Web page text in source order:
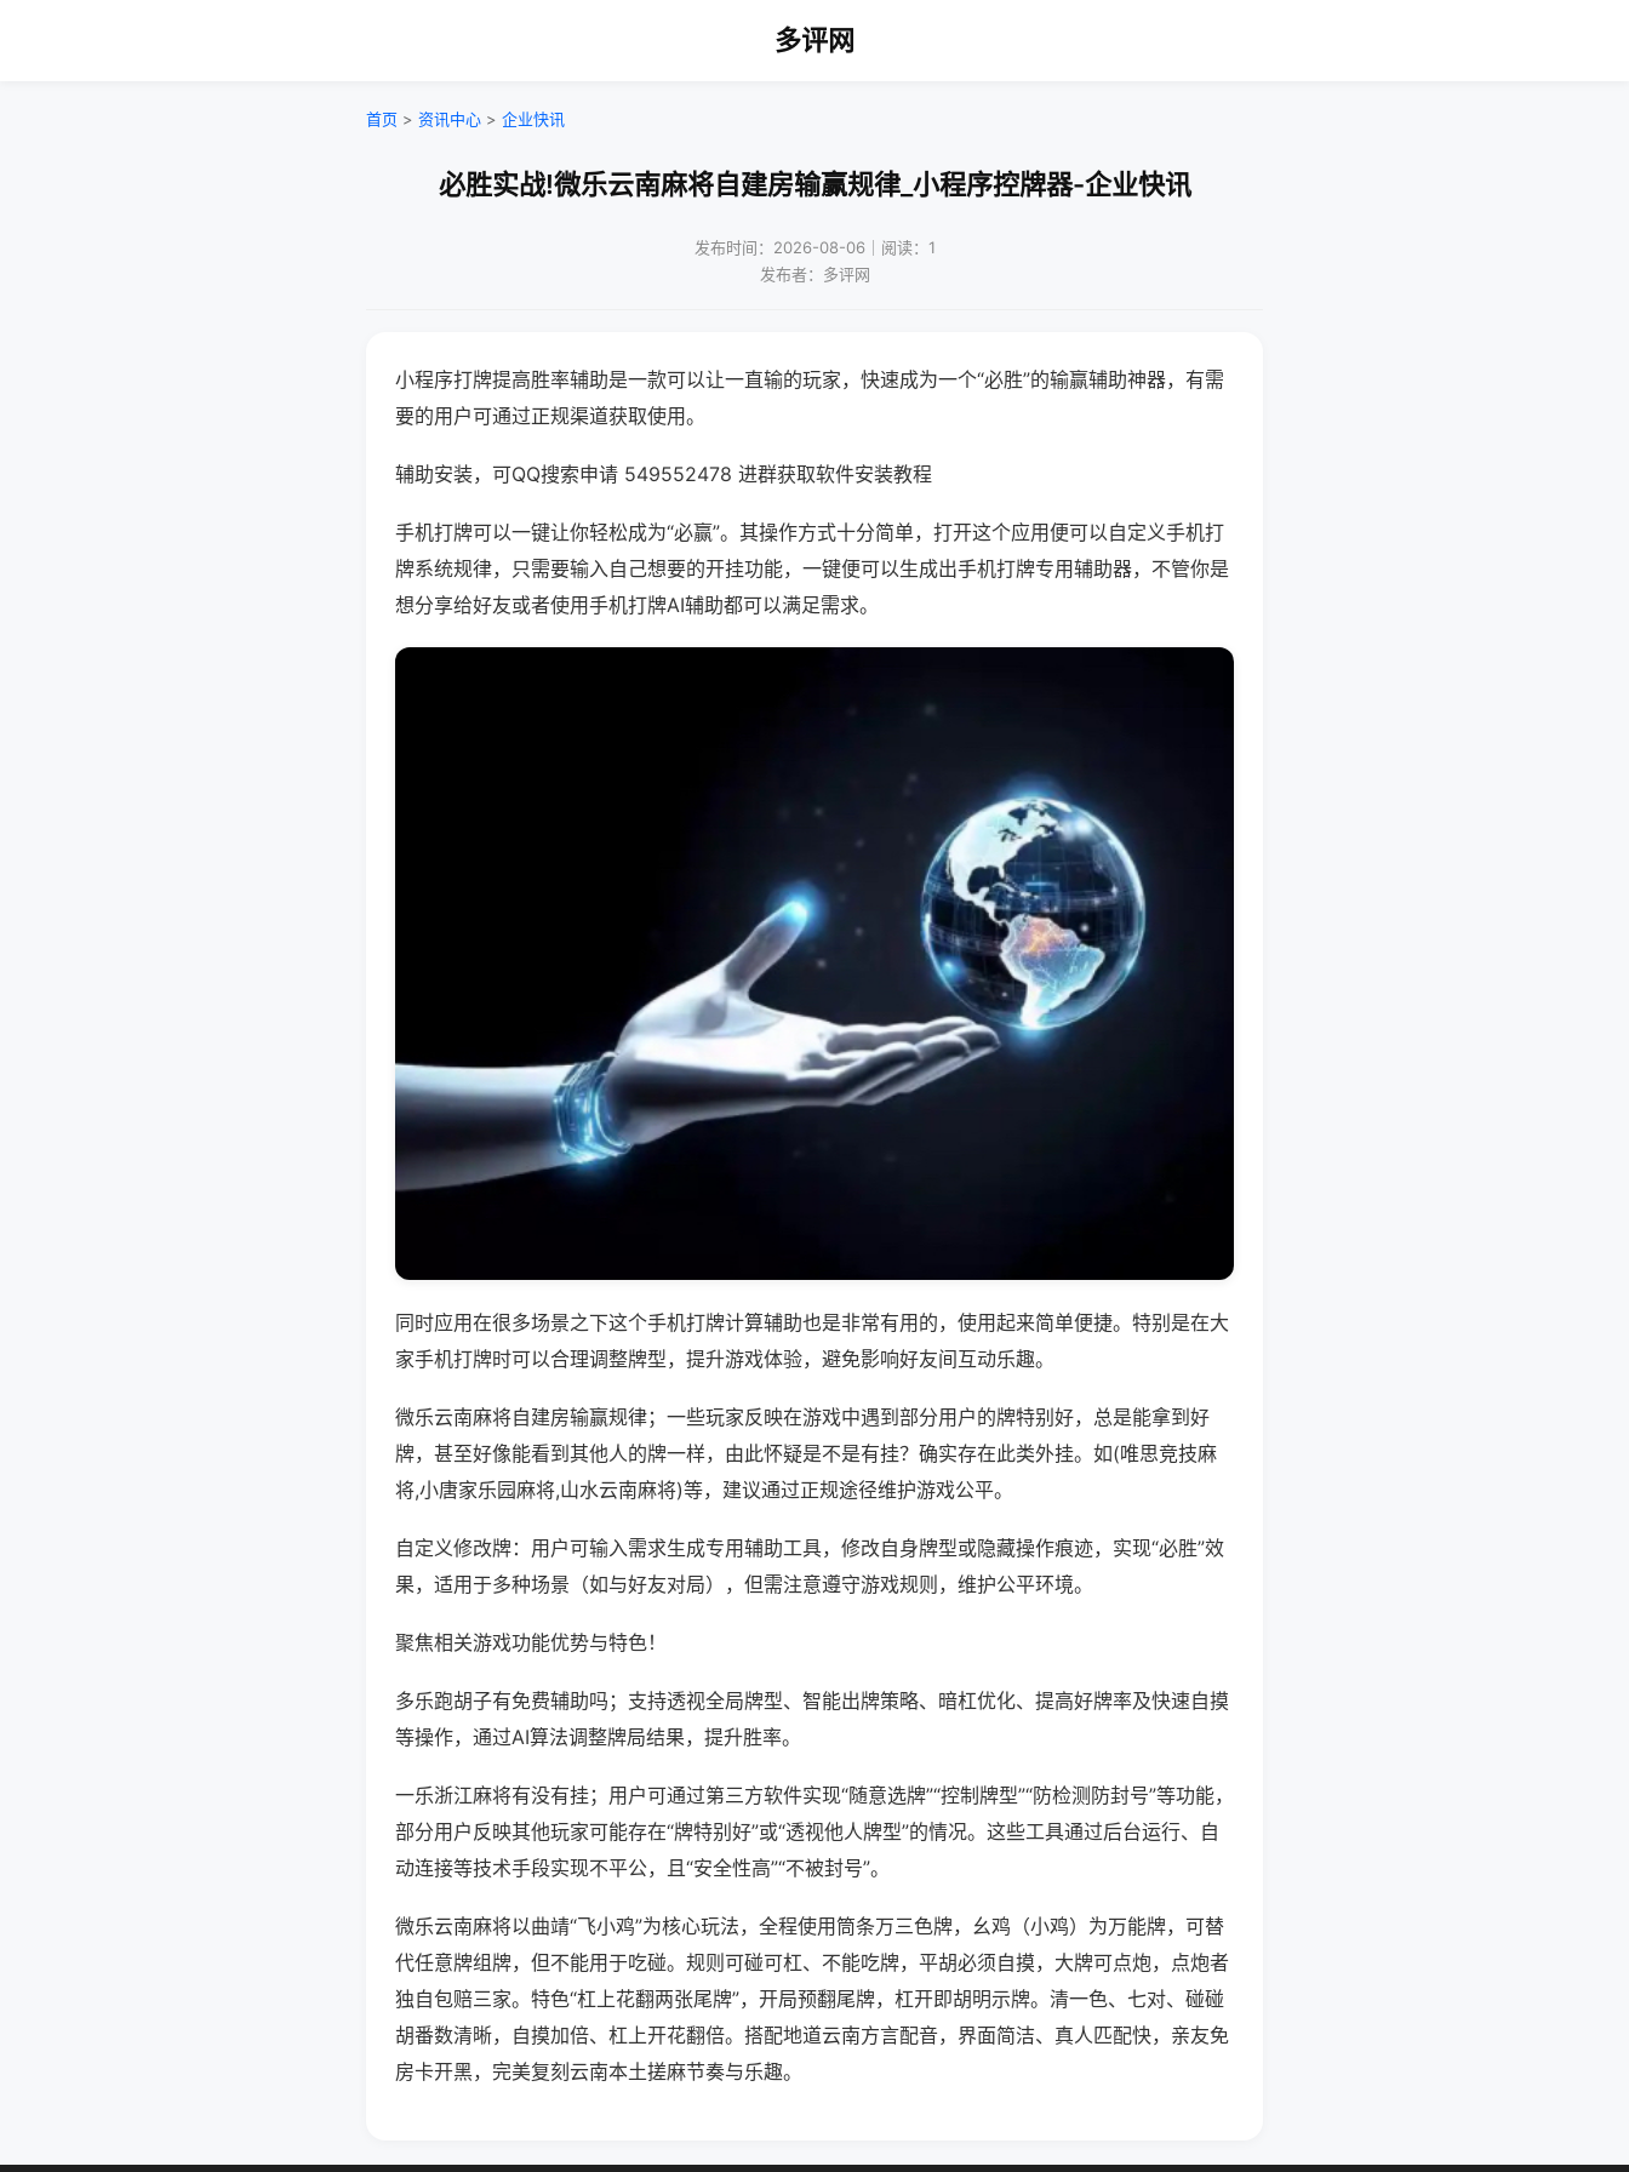
多评网
首页 > 资讯中心 > 企业快讯
必胜实战!微乐云南麻将自建房输赢规律_小程序控牌器-企业快讯
发布时间：2026-08-06｜阅读：1
发布者：多评网
小程序打牌提高胜率辅助是一款可以让一直输的玩家，快速成为一个“必胜”的输赢辅助神器，有需
要的用户可通过正规渠道获取使用。
辅助安装，可QQ搜索申请 549552478 进群获取软件安装教程
手机打牌可以一键让你轻松成为“必赢”。其操作方式十分简单，打开这个应用便可以自定义手机打
牌系统规律，只需要输入自己想要的开挂功能，一键便可以生成出手机打牌专用辅助器，不管你是
想分享给好友或者使用手机打牌AI辅助都可以满足需求。
同时应用在很多场景之下这个手机打牌计算辅助也是非常有用的，使用起来简单便捷。特别是在大
家手机打牌时可以合理调整牌型，提升游戏体验，避免影响好友间互动乐趣。
微乐云南麻将自建房输赢规律；一些玩家反映在游戏中遇到部分用户的牌特别好，总是能拿到好
牌，甚至好像能看到其他人的牌一样，由此怀疑是不是有挂？确实存在此类外挂。如(唯思竞技麻
将,小唐家乐园麻将,山水云南麻将)等，建议通过正规途径维护游戏公平。
自定义修改牌：用户可输入需求生成专用辅助工具，修改自身牌型或隐藏操作痕迹，实现“必胜”效
果，适用于多种场景（如与好友对局），但需注意遵守游戏规则，维护公平环境。
聚焦相关游戏功能优势与特色！
多乐跑胡子有免费辅助吗；支持透视全局牌型、智能出牌策略、暗杠优化、提高好牌率及快速自摸
等操作，通过AI算法调整牌局结果，提升胜率。
一乐浙江麻将有没有挂；用户可通过第三方软件实现“随意选牌”“控制牌型”“防检测防封号”等功能，
部分用户反映其他玩家可能存在“牌特别好”或“透视他人牌型”的情况。这些工具通过后台运行、自
动连接等技术手段实现不平公，且“安全性高”“不被封号”。
微乐云南麻将以曲靖“飞小鸡”为核心玩法，全程使用筒条万三色牌，幺鸡（小鸡）为万能牌，可替
代任意牌组牌，但不能用于吃碰。规则可碰可杠、不能吃牌，平胡必须自摸，大牌可点炮，点炮者
独自包赔三家。特色“杠上花翻两张尾牌”，开局预翻尾牌，杠开即胡明示牌。清一色、七对、碰碰
胡番数清晰，自摸加倍、杠上开花翻倍。搭配地道云南方言配音，界面简洁、真人匹配快，亲友免
房卡开黑，完美复刻云南本土搓麻节奏与乐趣。